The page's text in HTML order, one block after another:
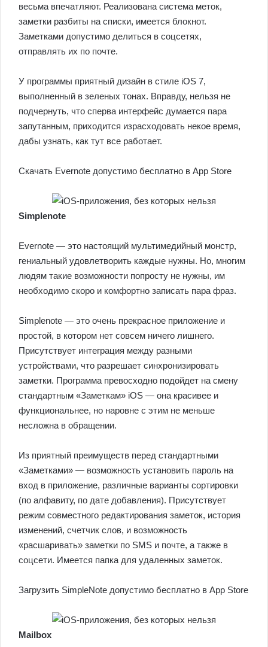
весьма впечатляют. Реализована система меток,
заметки разбиты на списки, имеется блокнот.
Заметками допустимо делиться в соцсетях,
отправлять их по почте.
У программы приятный дизайн в стиле iOS 7,
выполненный в зеленых тонах. Вправду, нельзя не
подчернуть, что сперва интерфейс думается пара
запутанным, приходится израсходовать некое время,
дабы узнать, как тут все работает.
Скачать Evernote допустимо бесплатно в App Store
Simplenote
Evernote — это настоящий мультимедийный монстр,
гениальный удовлетворить каждые нужны. Но, многим
людям такие возможности попросту не нужны, им
необходимо скоро и комфортно записать пара фраз.
Simplenote — это очень прекрасное приложение и
простой, в котором нет совсем ничего лишнего.
Присутствует интеграция между разными
устройствами, что разрешает синхронизировать
заметки. Программа превосходно подойдет на смену
стандартным «Заметкам» iOS — она красивее и
функциональнее, но наровне с этим не меньше
несложна в обращении.
Из приятный преимуществ перед стандартными
«Заметками» — возможность установить пароль на
вход в приложение, различные варианты сортировки
(по алфавиту, по дате добавления). Присутствует
режим совместного редактирования заметок, история
изменений, счетчик слов, и возможность
«расшаривать» заметки по SMS и почте, а также в
соцсети. Имеется папка для удаленных заметок.
Загрузить SimpleNote допустимо бесплатно в App Store
Mailbox